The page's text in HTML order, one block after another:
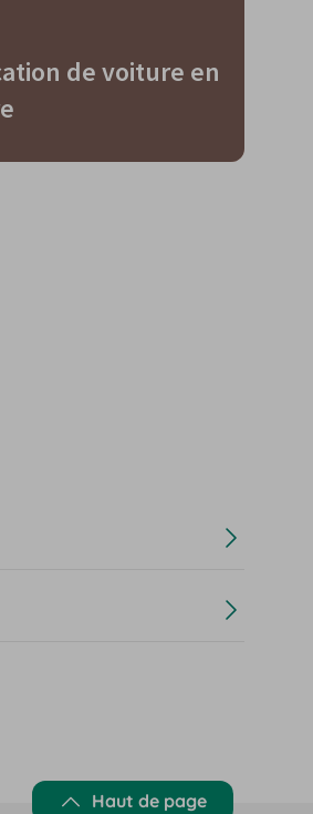
de voiture en
Haut de page